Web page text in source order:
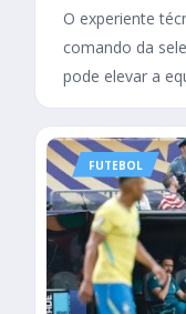
O experiente
comando da
pode elevar a
FUTEBOL